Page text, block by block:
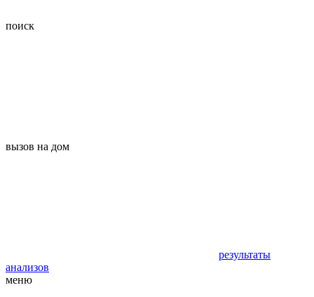
поиск
вызов на дом
результаты
анализов
меню